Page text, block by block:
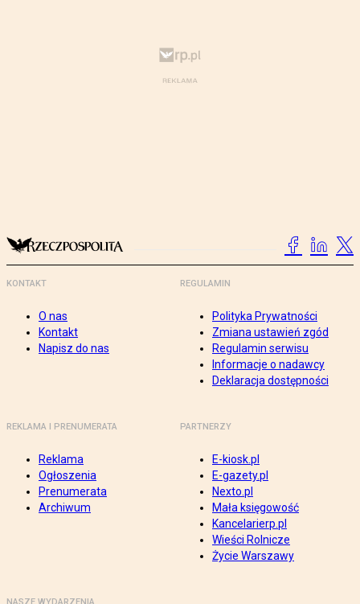
KONTAKT
O nas
Kontakt
Napisz do nas
REGULAMIN
Polityka Prywatności
Zmiana ustawień zgód
Regulamin serwisu
Informacje o nadawcy
Deklaracja dostępności
REKLAMA I PRENUMERATA
Reklama
Ogłoszenia
Prenumerata
Archiwum
PARTNERZY
E-kiosk.pl
E-gazety.pl
Nexto.pl
Mała księgowość
Kancelarierp.pl
Wieści Rolnicze
Życie Warszawy